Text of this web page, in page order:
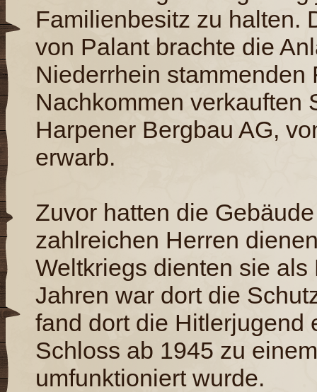
Familienbesitz zu halten.
von Palant brachte die
Niederrhein
Nachkommen verkauften
Harpener Bergbau AG,
erwarb.
Zuvor hatten die
zahlreichen Herren
Weltkriegs dienten sie
Jahren war dort die
fand dort die Hitlerjugend
Schloss ab 1945 zu
umfunktioniert wurde.